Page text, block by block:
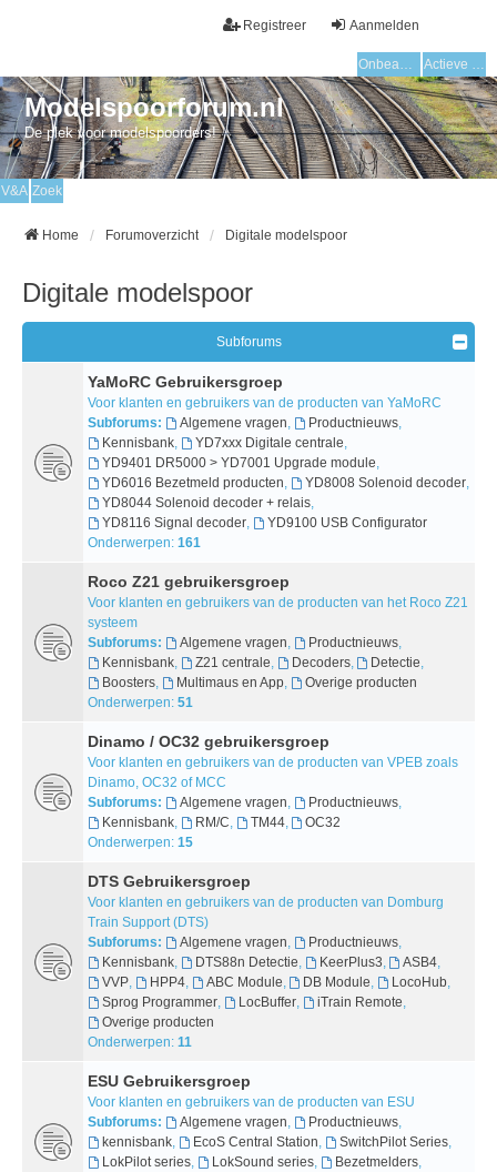
Aanmelden
Registreer
Onbeantwoorde onderwerpen Actieve onderwerpen
Modelspoorforum.nl
De plek voor modelspoorders!
V&A Zoek
Home Forumoverzicht Digitale modelspoor
Digitale modelspoor
Subforums
YaMoRC Gebruikersgroep
Voor klanten en gebruikers van de producten van YaMoRC
Subforums:
Algemene vragen, Productnieuws,
Kennisbank, YD7xxx Digitale centrale,
YD9401 DR5000 > YD7001 Upgrade module,
YD6016 Bezetmeld producten, YD8008 Solenoid decoder,
YD8044 Solenoid decoder + relais,
YD8116 Signal decoder,
YD9100 USB Configurator
Onderwerpen: 161
Roco Z21 gebruikersgroep
Voor klanten en gebruikers van de producten van het Roco Z21
systeem
Subforums:
Algemene vragen, Productnieuws,
Kennisbank, Z21 centrale, Decoders, Detectie,
Boosters, Multimaus en App,
Overige producten
Onderwerpen: 51
Dinamo / OC32 gebruikersgroep
Voor klanten en gebruikers van de producten van VPEB zoals
Dinamo, OC32 of MCC
Subforums:
Algemene vragen, Productnieuws,
Kennisbank, RM/C, TM44,
OC32
Onderwerpen: 15
DTS Gebruikersgroep
Voor klanten en gebruikers van de producten van Domburg
Train Support (DTS)
Subforums:
Algemene vragen, Productnieuws,
Kennisbank, DTS88n Detectie, KeerPlus3, ASB4,
VVP, HPP4, ABC Module, DB Module, LocoHub,
Sprog Programmer, LocBuffer, iTrain Remote,
Overige producten
Onderwerpen: 11
ESU Gebruikersgroep
Voor klanten en gebruikers van de producten van ESU
Subforums:
Algemene vragen, Productnieuws,
kennisbank, EcoS Central Station, SwitchPilot Series,
LokPilot series, LokSound series, Bezetmelders,